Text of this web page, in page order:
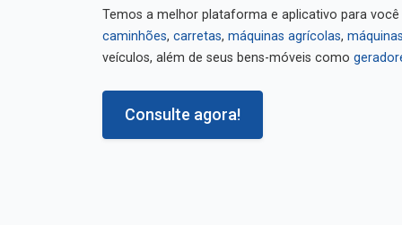
Temos a melhor plataforma e aplicativo para
caminhões carretas máquinas agrícolas
veículos, além de seus bens-móveis como
Consulte agora!